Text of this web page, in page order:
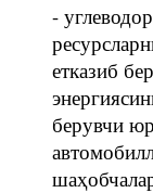
-
етказиб
берувчи